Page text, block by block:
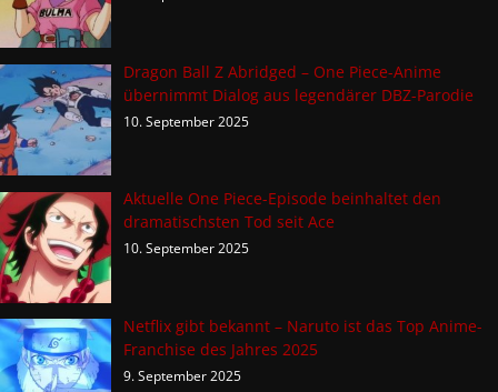
Dragon Ball Z Abridged – One Piece-Anime
übernimmt Dialog aus legendärer DBZ-Parodie
10. September 2025
Aktuelle One Piece-Episode beinhaltet den
dramatischsten Tod seit Ace
10. September 2025
Netflix gibt bekannt – Naruto ist das Top Anime-
Franchise des Jahres 2025
9. September 2025